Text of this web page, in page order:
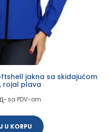
jakna sa skidajućom
rojal plava
~ sa PDV-om
U KORPU